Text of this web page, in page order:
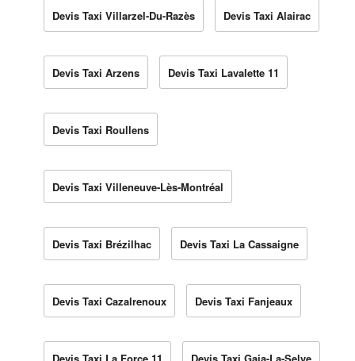
Devis Taxi Villarzel-Du-Razès Devis Taxi Alairac
Devis Taxi Arzens Devis Taxi Lavalette 11
Devis Taxi Roullens
Devis Taxi Villeneuve-Lès-Montréal
Devis Taxi Brézilhac Devis Taxi La Cassaigne
Devis Taxi Cazalrenoux Devis Taxi Fanjeaux